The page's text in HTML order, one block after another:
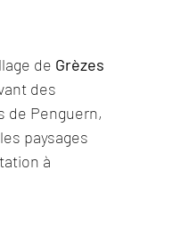
de Grèzes
des
de Penguern,
paysages
à